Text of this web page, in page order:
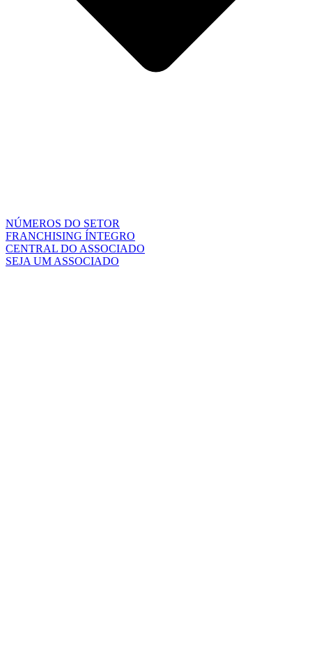
NÚMEROS DO SETOR
FRANCHISING ÍNTEGRO
CENTRAL DO ASSOCIADO
SEJA UM ASSOCIADO